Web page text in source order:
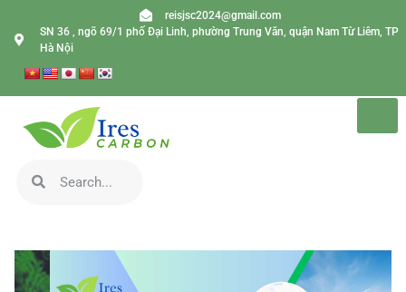
reisjsc2024@gmail.com
SN 36 , ngõ 69/1 phố Đại Linh, phường Trung Văn, quận Nam Từ Liêm, TP
Hà Nội